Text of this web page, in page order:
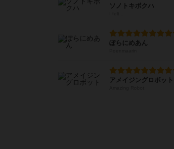
ソノトキボクハ
ぽらにめあん
アメイジングロボット